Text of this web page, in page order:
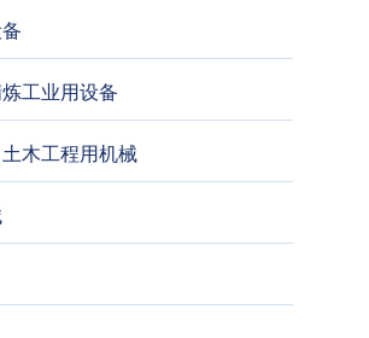
工业用设备
木工程用机械